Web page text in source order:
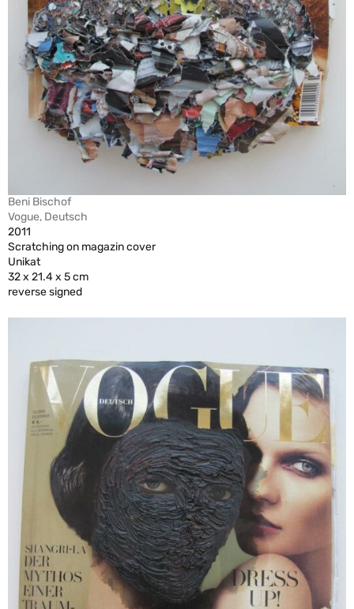
Beni Bischof
Vogue, Deutsch
2011
Scratching on magazin cover
Unikat
32 x 21.4 x 5 cm
reverse signed